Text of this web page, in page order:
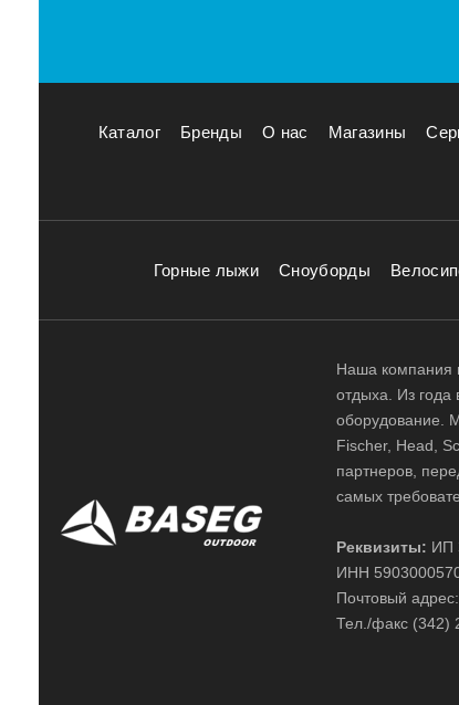
Каталог Бренды О нас Магазины
Горные лыжи Сноуборды
Наша компания
отдыха. Из года
оборудование.
Fischer, Head,
партнеров,
самых
Реквизиты: ИП
ИНН
Почтовый
Тел./факс (342)